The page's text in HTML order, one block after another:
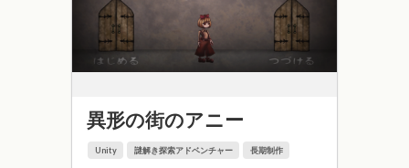
異形の街のアニー
Unity 謎解き探索アドベンチャー 長期制作